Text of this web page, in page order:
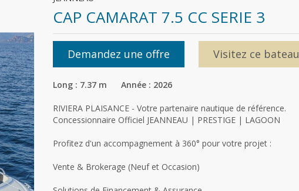
CAP CAMARAT 7.5 CC SERIE 3
Demandez une offre Visitez ce bateau
Long : 7.37 m Année : 2026
RIVIERA PLAISANCE - Votre partenaire nautique de référence.
Concessionnaire Officiel JEANNEAU | PRESTIGE | LAGOON
Profitez d'un accompagnement à 360° pour votre projet :
Vente & Brokerage (Neuf et Occasion)